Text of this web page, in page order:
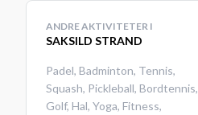
ANDRE AKTIVITETER I
SAKSILD STRAND
Padel, Badminton, Tennis,
Squash, Pickleball, Bordtennis,
Golf, Hal, Yoga, Fitness,